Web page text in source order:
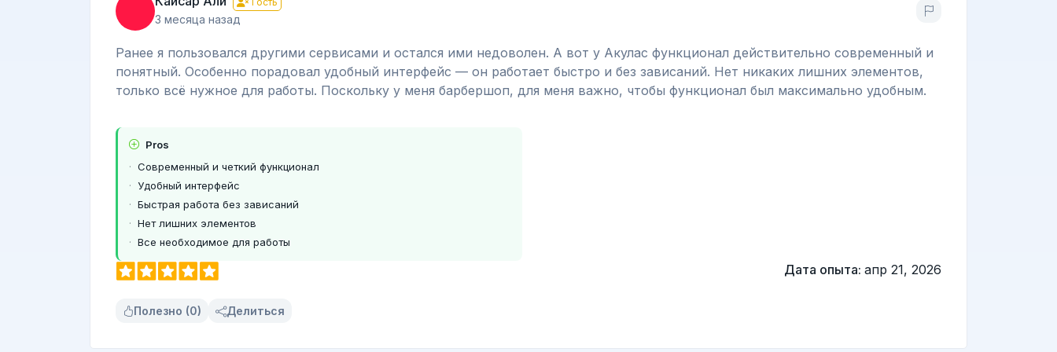
3 месяца назад
Ранее я пользовался другими сервисами и остался ими недоволен. А вот у Акулас функционал действительно современный и
понятный. Особенно порадовал удобный интерфейс — он работает быстро и без зависаний. Нет никаких лишних элементов,
только всё нужное для работы. Поскольку у меня барбершоп, для меня важно, чтобы функционал был максимально удобным.
Pros
Современный и четкий функционал
Удобный интерфейс
Быстрая работа без зависаний
Нет лишних элементов
Все необходимое для работы
Дата опыта: апр 21, 2026
Полезно (0) Делиться